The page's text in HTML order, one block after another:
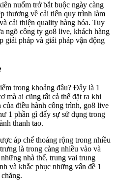
nuốm trở bắt buộc ngày càng
thương về cải tiến quy trình làm
cải thiện quality hàng hóa. Tuy
ngõ công ty go8 live, khách hàng
giải pháp và giải pháp vận động
trong khoảng đâu? Đây là 1
mà ai cũng tất cả thể đặt ra khi
điều hành công trình, go8 live
1 phần gì đấy sự sử dụng trong
thanh tao.
áp chế thoáng rộng trong nhiều
là trong càng nhiều vào và
nhà thể, trung vai trung
và khắc phục những vấn đề 1